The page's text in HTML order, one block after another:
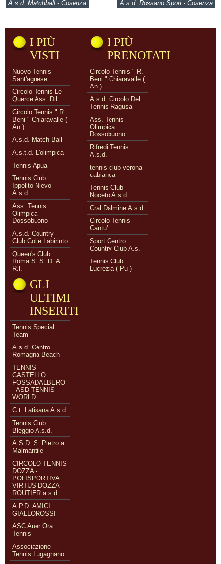
A.s.d. Matchball - Cosenza A.s.d. Rossano Sport - Cosenza
I PIÙ
VISTI
Nuovo Tennis
Sant'agnese
Circolo Tennis Le
Querce Ass. Dil.
Circolo Tennis " R.
Beni " Chiaravalle (
An )
A.s.d. Match Ball
A.s.t.d. L'olimpica
Tennis Apua
Tennis Club
Ippolito Nievo
A.s.d.
Ass. Tennis
Olimpica
Dossobuono
A.s.d. Country
Club Colle Labirinto
Queen's Club
Roma S. S. D. A
R.l.
I PIÙ
PRENOTATI
Circolo Tennis " R.
Beni " Chiaravalle (
An )
A.s.d. Circolo Del
Tennis Ragusa
Ass. Tennis
Olimpica
Dossobuono
Rifredi Tennis
A.s.d.
tennis club verona
cabianca
Tennis Club
Noceto A.s.d.
Cral Dalmine A.s.d.
Circolo Tennis
Cantu'
Sport Centro
Country Club A.s.
Tennis Club
Lucrezia ( Pu )
GLI
ULTIMI
INSERITI
Tennis Special
Team
A.s.d. Centro
Romagna Beach
TENNIS
CASTELLO
FOSSADALBERO
- ASD TENNIS
WORLD
C.t. Latisana A.s.d.
Tennis Club
Bleggio A.s.d.
A.S.D. S. Pietro a
Malmantile
CIRCOLO TENNIS
DOZZA -
POLISPORTIVA
VIRTUS DOZZA
ROUTIER a.s.d.
A.P.D. AMICI
GIALLOROSSI
ASC Auer Ora
Tennis
Associazione
Tennis Lugagnano